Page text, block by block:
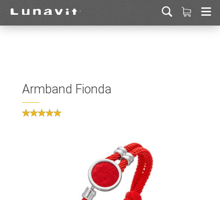
Armband Fionda